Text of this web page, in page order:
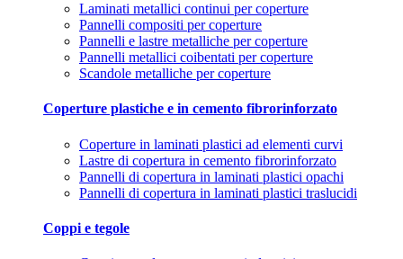
Laminati metallici continui per coperture
Pannelli compositi per coperture
Pannelli e lastre metalliche per coperture
Pannelli metallici coibentati per coperture
Scandole metalliche per coperture
Coperture plastiche e in cemento fibrorinforzato
Coperture in laminati plastici ad elementi curvi
Lastre di copertura in cemento fibrorinforzato
Pannelli di copertura in laminati plastici opachi
Pannelli di copertura in laminati plastici traslucidi
Coppi e tegole